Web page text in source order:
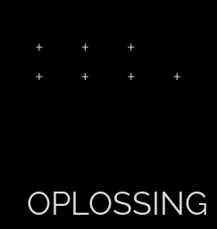
OPLOSSING